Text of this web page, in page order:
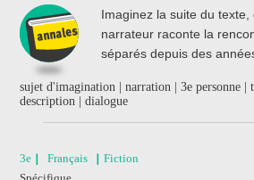
Imaginez la suite du texte,
narrateur raconte la
séparés depuis des
sujet d'imagination | narration | 3e personne |
description | dialogue
3e Français
Fiction